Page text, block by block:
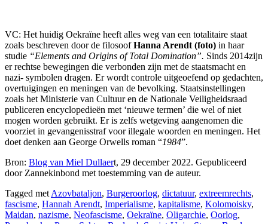
VC: Het huidig Oekraïne heeft alles weg van een totalitaire staat
zoals beschreven door de filosoofHanna Arendt (foto) in haar
studie “Elements and Origins of Total Domination”. Sinds 2014zijn
er rechtse bewegingen die verbonden zijn met de staatsmacht en
nazi- symbolen dragen. Er wordt controle uitgeoefend op gedachten,
overtuigingen en meningen van de bevolking. Staatsinstellingen
zoals het Ministerie van Cultuur en de Nationale Veiligheidsraad
publiceren encyclopedieën met ‘nieuwe termen’ die wel of niet
mogen worden gebruikt. Er is zelfs wetgeving aangenomen die
voorziet in gevangenisstraf voor illegale woorden en meningen. Het
doet denken aan George Orwells roman “1984”.
Bron: Blog van Miel Dullaert, 29 december 2022. Gepubliceerd
door Zannekinbond met toestemming van de auteur.
Tagged met Azovbataljon, Burgeroorlog, dictatuur, extreemrechts,
fascisme, Hannah Arendt, Imperialisme, kapitalisme, Kolomoisky,
Maidan, nazisme, Neofascisme, Oekraïne, Oligarchie, Oorlog,